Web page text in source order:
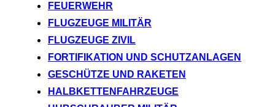
FEUERWEHR
FLUGZEUGE MILITÄR
FLUGZEUGE ZIVIL
FORTIFIKATION UND SCHUTZANLAGEN
GESCHÜTZE UND RAKETEN
HALBKETTENFAHRZEUGE